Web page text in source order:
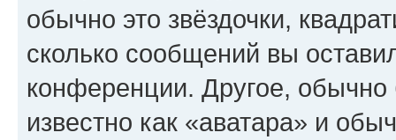
обычно это звёздочки,
сколько сообщений вы
конференции. Другое,
известно как «аватара» и